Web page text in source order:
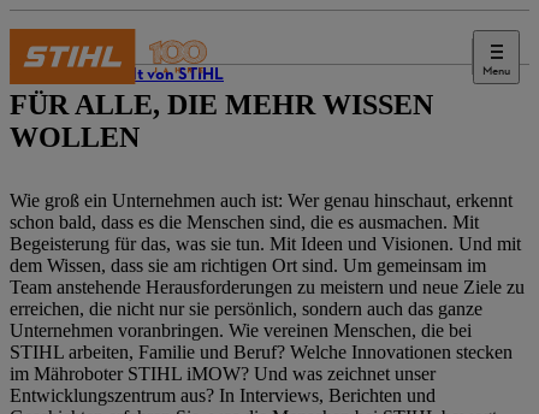
Menu
Die Welt von STIHL
FÜR ALLE, DIE MEHR WISSEN
WOLLEN
Wie groß ein Unternehmen auch ist: Wer genau hinschaut, erkennt
schon bald, dass es die Menschen sind, die es ausmachen. Mit
Begeisterung für das, was sie tun. Mit Ideen und Visionen. Und mit
dem Wissen, dass sie am richtigen Ort sind. Um gemeinsam im
Team anstehende Herausforderungen zu meistern und neue Ziele zu
erreichen, die nicht nur sie persönlich, sondern auch das ganze
Unternehmen voranbringen. Wie vereinen Menschen, die bei
STIHL arbeiten, Familie und Beruf? Welche Innovationen stecken
im Mähroboter STIHL iMOW? Und was zeichnet unser
Entwicklungszentrum aus? In Interviews, Berichten und